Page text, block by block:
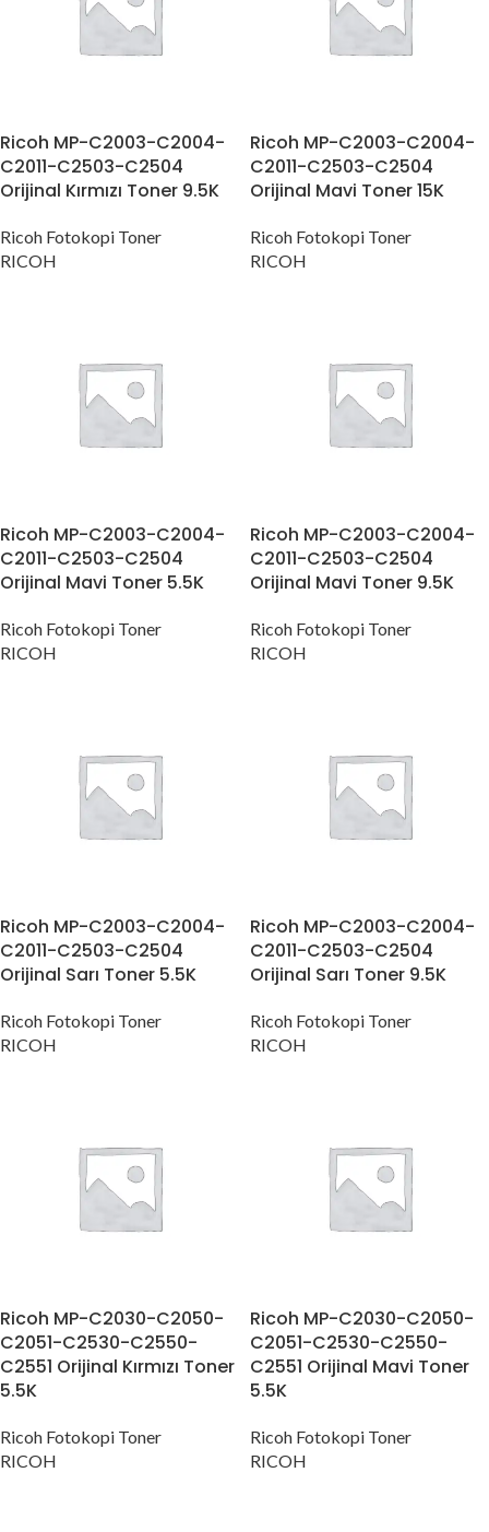
Ricoh MP-C2003-C2004-
C2011-C2503-C2504
Orijinal Kırmızı Toner 9.5K
Ricoh Fotokopi Toner
RICOH
Ricoh MP-C2003-C2004-
C2011-C2503-C2504
Orijinal Mavi Toner 15K
Ricoh Fotokopi Toner
RICOH
Ricoh MP-C2003-C2004-
C2011-C2503-C2504
Orijinal Mavi Toner 5.5K
Ricoh Fotokopi Toner
RICOH
Ricoh MP-C2003-C2004-
C2011-C2503-C2504
Orijinal Mavi Toner 9.5K
Ricoh Fotokopi Toner
RICOH
Ricoh MP-C2003-C2004-
C2011-C2503-C2504
Orijinal Sarı Toner 5.5K
Ricoh Fotokopi Toner
RICOH
Ricoh MP-C2003-C2004-
C2011-C2503-C2504
Orijinal Sarı Toner 9.5K
Ricoh Fotokopi Toner
RICOH
Ricoh MP-C2030-C2050-
C2051-C2530-C2550-
C2551 Orijinal Kırmızı Toner
5.5K
Ricoh Fotokopi Toner
RICOH
Ricoh MP-C2030-C2050-
C2051-C2530-C2550-
C2551 Orijinal Mavi Toner
5.5K
Ricoh Fotokopi Toner
RICOH